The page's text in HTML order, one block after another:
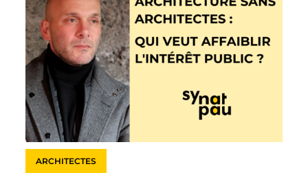
ARCHITECTES